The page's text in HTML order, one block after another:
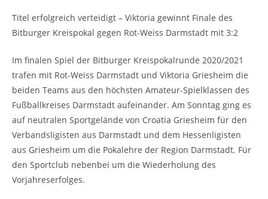
Titel erfolgreich verteidigt – Viktoria gewinnt Finale des
Bitburger Kreispokal gegen Rot-Weiss Darmstadt mit 3:2
Im finalen Spiel der Bitburger Kreispokalrunde 2020/2021
trafen mit Rot-Weiss Darmstadt und Viktoria Griesheim die
beiden Teams aus den höchsten Amateur-Spielklassen des
Fußballkreises Darmstadt aufeinander. Am Sonntag ging es
auf neutralen Sportgelände von Croatia Griesheim für den
Verbandsligisten aus Darmstadt und dem Hessenligisten
aus Griesheim um die Pokalehre der Region Darmstadt. Für
den Sportclub nebenbei um die Wiederholung des
Vorjahreserfolges.